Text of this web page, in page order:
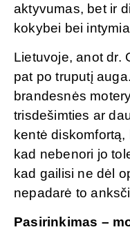
aktyvumas, bet ir
kokybei bei
Lietuvoje, anot dr.
pat po truputį
brandesnės
trisdešimties ar
kentė
kad nebenori jo
kad gailisi ne dėl
nepadarė to
Pasirinkimas –